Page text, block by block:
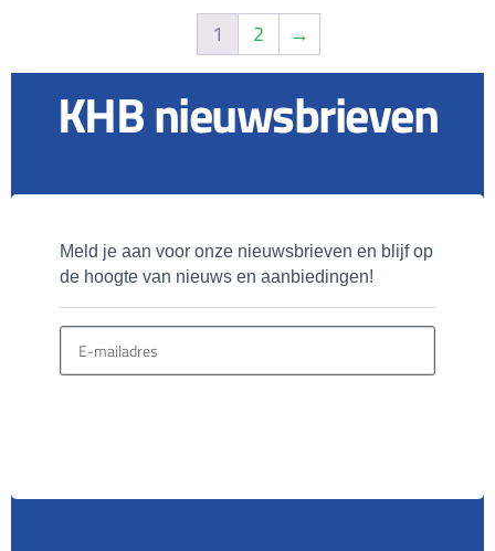
1 2 →
KHB nieuwsbrieven
Meld je aan voor onze nieuwsbrieven en blijf op
de hoogte van nieuws en aanbiedingen!